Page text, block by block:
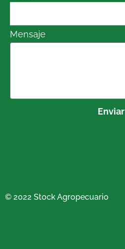
Mensaje
Enviar
© 2022 Stock Agropecuario